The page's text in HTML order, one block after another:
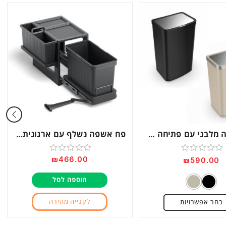
פח אשפה מלבני עם פתיחה בלחיצה דגם G200
דורג
מתוך
5
₪590.00
בחר אפשרויות
פח אשפה נשלף עם ארגונית נשלפת דגם PD350
דורג
0
5
₪466.00
הוספה לסל
לקנייה מהירה